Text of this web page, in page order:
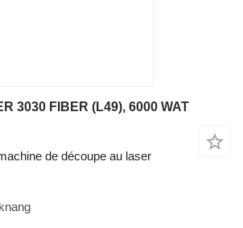
3030 FIBER (L49), 6000 WAT
de découpe au laser